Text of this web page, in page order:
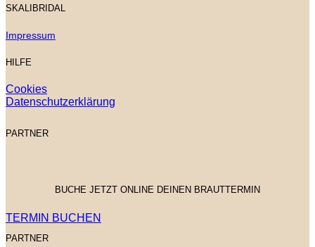
SKALIBRIDAL
Impressum
HILFE
Cookies
Datenschutzerklärung
PARTNER
BUCHE JETZT ONLINE DEINEN BRAUTTERMIN
TERMIN BUCHEN
PARTNER